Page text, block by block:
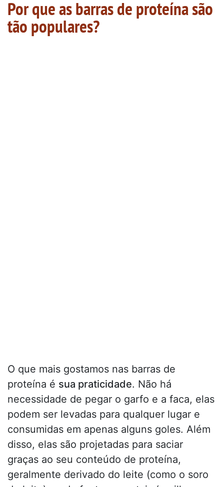
Por que as barras de proteína são
tão populares?
O que mais gostamos nas barras de
proteína é sua praticidade. Não há
necessidade de pegar o garfo e a faca, elas
podem ser levadas para qualquer lugar e
consumidas em apenas alguns goles. Além
disso, elas são projetadas para saciar
graças ao seu conteúdo de proteína,
geralmente derivado do leite (como o soro